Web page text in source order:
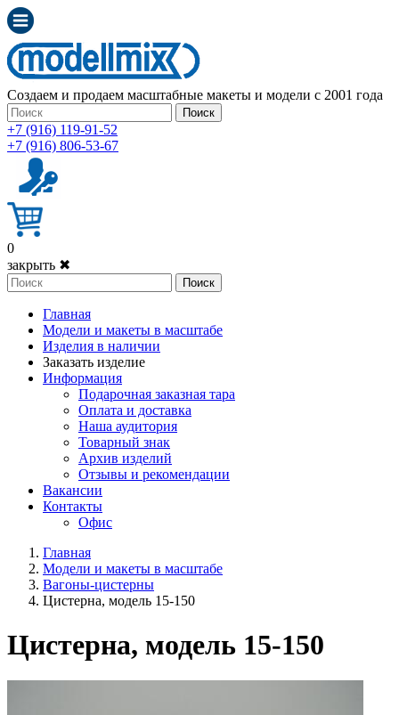
Создаем и продаем масштабные макеты и модели с 2001 года
Поиск
+7 (916) 119-91-52
+7 (916) 806-53-67
0
закрыть ✖
Поиск
Главная
Модели и макеты в масштабе
Изделия в наличии
Заказать изделие
Информация
Подарочная заказная тара
Оплата и доставка
Наша аудитория
Товарный знак
Архив изделий
Отзывы и рекомендации
Вакансии
Контакты
Офис
Главная
Модели и макеты в масштабе
Вагоны-цистерны
Цистерна, модель 15-150
Цистерна, модель 15-150